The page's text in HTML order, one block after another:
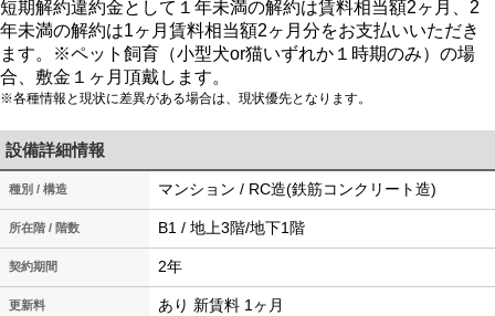
短期解約違約金として１年未満の解約は賃料相当額2ヶ月、2
年未満の解約は1ヶ月賃料相当額2ヶ月分をお支払いいただき
ます。※ペット飼育（小型犬or猫いずれか１時期のみ）の場
合、敷金１ヶ月頂戴します。
※各種情報と現状に差異がある場合は、現状優先となります。
設備詳細情報
種別 / 構造 マンション / RC造(鉄筋コンクリート造)
所在階 / 階数 B1 / 地上3階/地下1階
契約期間 2年
更新料 あり 新賃料 1ヶ月